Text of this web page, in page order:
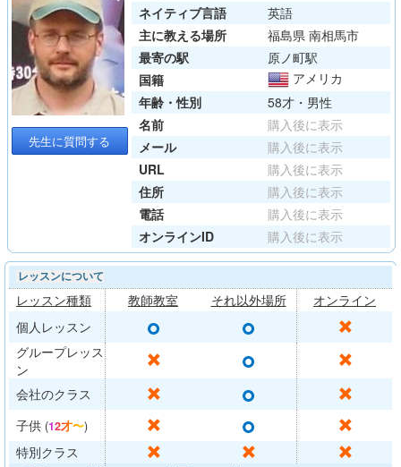
先生に質問する
ネイティブ言語
英語
主に教える場所
福島県 南相馬市
最寄の駅
原ノ町駅
国籍
アメリカ
年齢・性別
58才・男性
名前
購入後に表示
メール
購入後に表示
URL
購入後に表示
住所
購入後に表示
電話
購入後に表示
オンラインID
購入後に表示
レッスンについて
レッスン種類 教師教室 それ以外場所
オンライン
個人レッスン
○ ○ ✕
グループレッス
ン
✕ ○ ✕
会社のクラス ✕ ○ ✕
子供 (12才〜) ✕ ○ ✕
特別クラス ✕ ✕ ✕